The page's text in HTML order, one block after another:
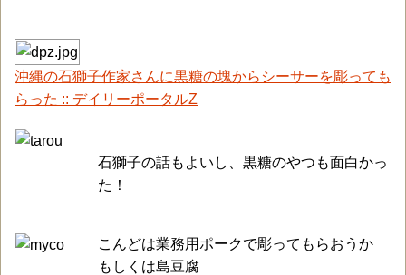
沖縄の石獅子作家さんに黒糖の塊からシーサーを彫っても
らった :: デイリーポータルZ
石獅子の話もよいし、黒糖のやつも面白かっ
た！
こんどは業務用ポークで彫ってもらおうか
もしくは島豆腐